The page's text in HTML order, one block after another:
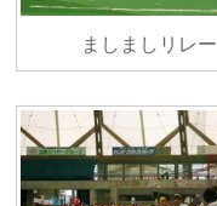
ましましリレー